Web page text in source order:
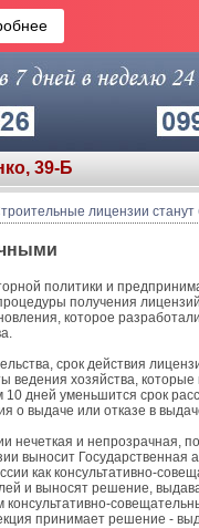
39-Б
лицензии
политики и
получения
которое
срок действия
ведения хозяйства,
дней уменьшится срок
о выдаче или отказе в
нечеткая и непрозрачная,
выносит Государственная
как консультативно-
и выносят решение,
принимает решение -